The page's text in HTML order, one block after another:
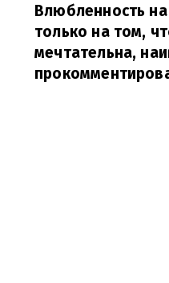
Влюбленность
только на том,
мечтательна,